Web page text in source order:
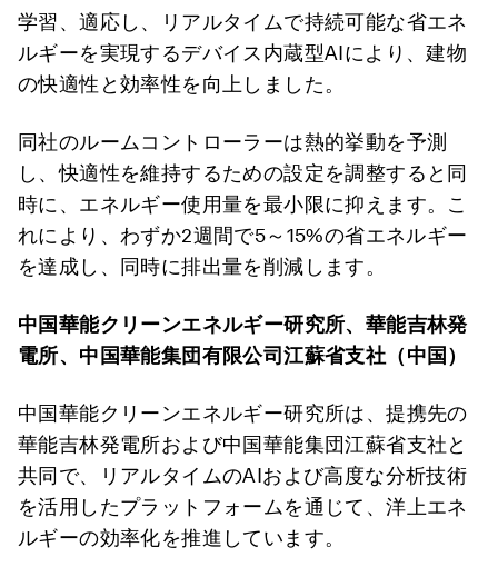
学習、適応し、リアルタイムで持続可能な省エネ
ルギーを実現するデバイス内蔵型AIにより、建物
の快適性と効率性を向上しました。
同社のルームコントローラーは熱的挙動を予測
し、快適性を維持するための設定を調整すると同
時に、エネルギー使用量を最小限に抑えます。こ
れにより、わずか2週間で5～15%の省エネルギー
を達成し、同時に排出量を削減します。
中国華能クリーンエネルギー研究所、華能吉林発
電所、中国華能集団有限公司江蘇省支社（中国）
中国華能クリーンエネルギー研究所は、提携先の
華能吉林発電所および中国華能集団江蘇省支社と
共同で、リアルタイムのAIおよび高度な分析技術
を活用したプラットフォームを通じて、洋上エネ
ルギーの効率化を推進しています。